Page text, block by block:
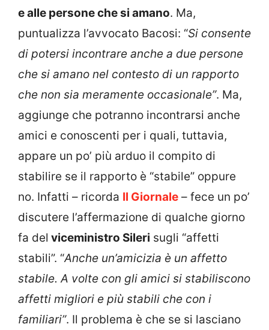
e alle persone che si amano. Ma,
puntualizza l’avvocato Bacosi: “Si consente
di potersi incontrare anche a due persone
che si amano nel contesto di un rapporto
che non sia meramente occasionale”. Ma,
aggiunge che potranno incontrarsi anche
amici e conoscenti per i quali, tuttavia,
appare un po’ più arduo il compito di
stabilire se il rapporto è “stabile” oppure
no. Infatti – ricorda Il Giornale – fece un po’
discutere l’affermazione di qualche giorno
fa del viceministro Sileri sugli “affetti
stabili”. “Anche un’amicizia è un affetto
stabile. A volte con gli amici si stabiliscono
affetti migliori e più stabili che con i
familiari”. Il problema è che se si lasciano